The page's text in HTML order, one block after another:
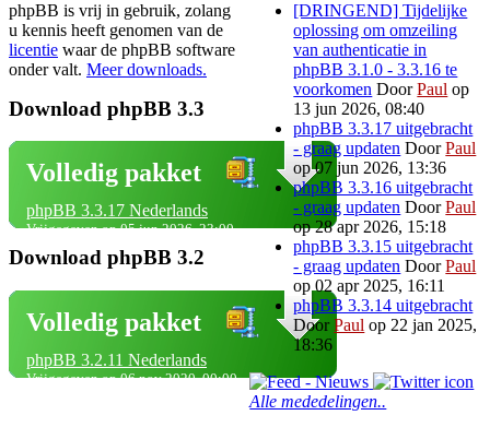
phpBB is vrij in gebruik, zolang
u kennis heeft genomen van de
licentie waar de phpBB software
onder valt. Meer downloads.
Download phpBB 3.3
Volledig pakket
phpBB 3.3.17 Nederlands
Vrijgegeven op 05 jun 2026, 23:00
Download phpBB 3.2
Volledig pakket
phpBB 3.2.11 Nederlands
Vrijgegeven op 06 nov 2020, 00:00
[DRINGEND] Tijdelijke
oplossing om omzeiling
van authenticatie in
phpBB 3.1.0 - 3.3.16 te
voorkomen DoorPaul op
13 jun 2026, 08:40
phpBB 3.3.17 uitgebracht
- graag updaten DoorPaul
op 07 jun 2026, 13:36
phpBB 3.3.16 uitgebracht
- graag updaten DoorPaul
op 28 apr 2026, 15:18
phpBB 3.3.15 uitgebracht
- graag updaten DoorPaul
op 02 apr 2025, 16:11
phpBB 3.3.14 uitgebracht
DoorPaul op 22 jan 2025,
18:36
Alle mededelingen..